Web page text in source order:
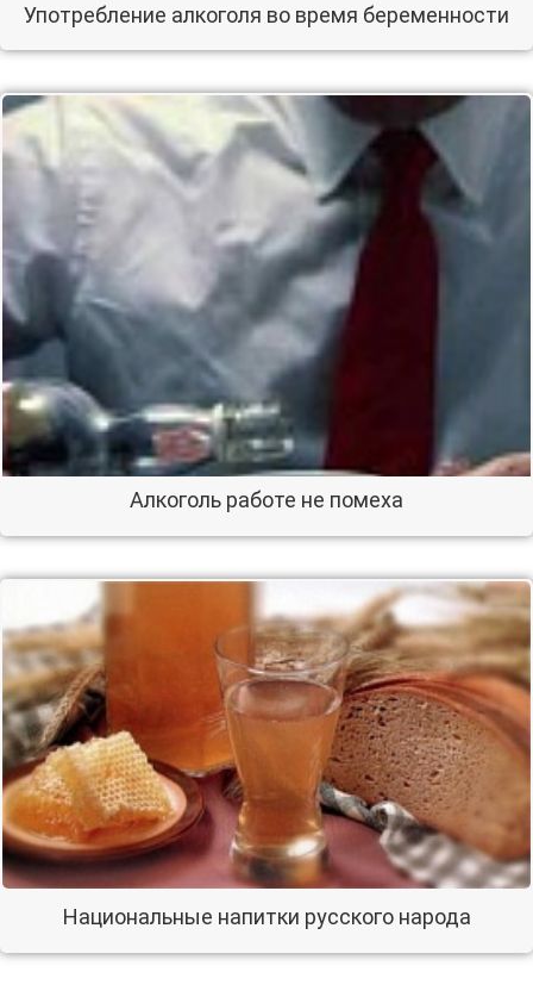
Употребление алкоголя во время беременности
Алкоголь работе не помеха
Национальные напитки русского народа